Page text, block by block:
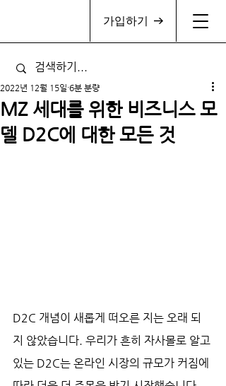
가입하기
MZ 세대를 위한 비즈니스 모
델 D2C에 대한 모든 것
2022년 12월 15일 6분 분량
D2C 개념이 새롭게 떠오른 지는 오래 되
지 않았습니다. 우리가 흔히 자사몰로 알고
있는 D2C는 온라인 시장의 규모가 커짐에